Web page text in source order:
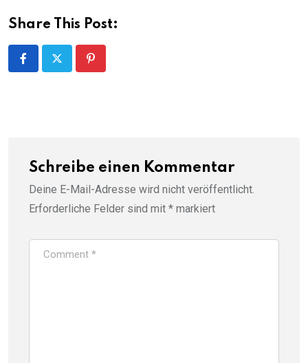
Share This Post:
Schreibe einen Kommentar
Deine E-Mail-Adresse wird nicht veröffentlicht.
Erforderliche Felder sind mit * markiert